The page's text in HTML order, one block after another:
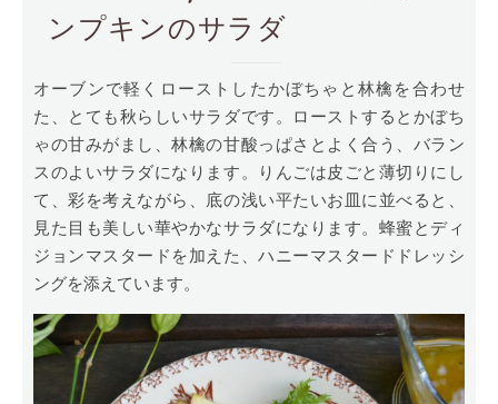
ンプキンのサラダ
オーブンで軽くローストしたかぼちゃと林檎を合わせ
た、とても秋らしいサラダです。ローストするとかぼち
ゃの甘みがまし、林檎の甘酸っぱさとよく合う、バラン
スのよいサラダになります。りんごは皮ごと薄切りにし
て、彩を考えながら、底の浅い平たいお皿に並べると、
見た目も美しい華やかなサラダになります。蜂蜜とディ
ジョンマスタードを加えた、ハニーマスタードドレッシ
ングを添えています。